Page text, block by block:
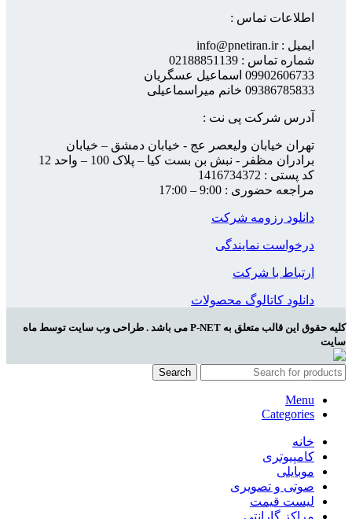
اطلاعات تماس :
ایمیل : info@pnetiran.ir
شماره تماس : 02188851139
09902606733 اسماعیل عسگریان
09386785833 خانم میراسماعیلی
آدرس شرکت پی نت :
تهران خیابان ولیعصر عج - خیابان دمشق – خیابان
برادران مظفر - نبش بن بست کیا – پلاک 100 – واحد 12
کد پستی : 1416734372
مراجعه حضوری : 9:00 – 17:00
دانلود رزومه شرکت
درخواست نمایندگی
ارتباط با شرکت
دانلود کاتالوگ محصولات
کلیه حقوق این قالب متعلق به P-NET می باشد . طراحی وب سایت توسط ماه
سایت
Search
Menu
Categories
خانه
کامپیوتری
موبایلی
صوتی و تصویری
لیست قیمت
مراکز گارانتی